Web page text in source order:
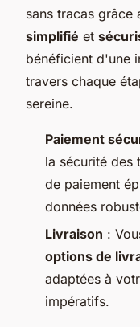
sans tracas grâce
simplifié et
bénéficient d'une
travers chaque
sereine.
Paiement
la sécurité des
de paiement
données
Livraison :
options de
adaptées à
impératifs.